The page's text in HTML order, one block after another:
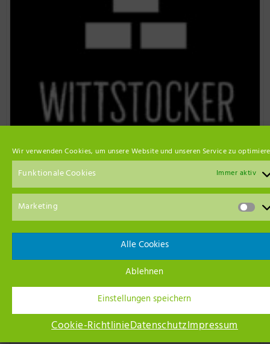
Wir verwenden Cookies, um unsere Website und unseren Service zu
Funktionale Cookies Immer aktiv
Marketing
Alle Cookies
Ablehnen
Einstellungen speichern
Cookie-RichtlinieDatenschutzImpressum
Event Empfehlungen